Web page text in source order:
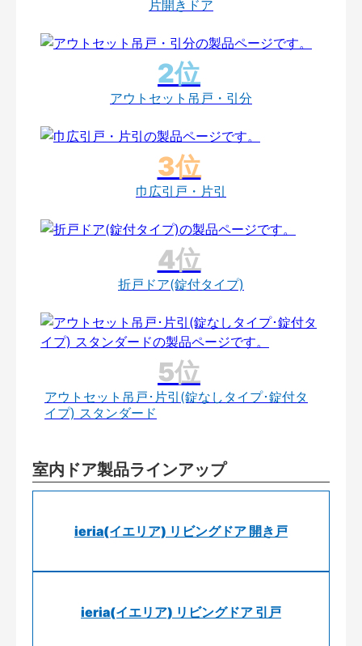
片開きドア
アウトセット吊戸・引分
巾広引戸・片引
折戸ドア(錠付タイプ)
アウトセット吊戸･片引(錠なしタイプ･錠付タ
イプ) スタンダード
室内ドア製品ラインアップ
ieria(イエリア) リビングドア 開き戸
ieria(イエリア) リビングドア 引戸